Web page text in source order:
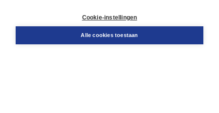
Cookie-instellingen
Alle cookies toestaan